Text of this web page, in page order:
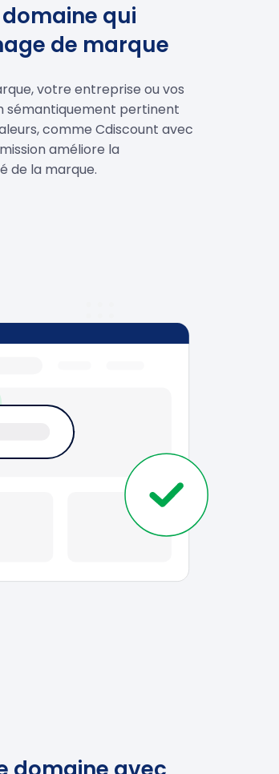
qui
de marque
votre entreprise ou vos
sémantiquement pertinent
comme Cdiscount avec
améliore la
de la marque.